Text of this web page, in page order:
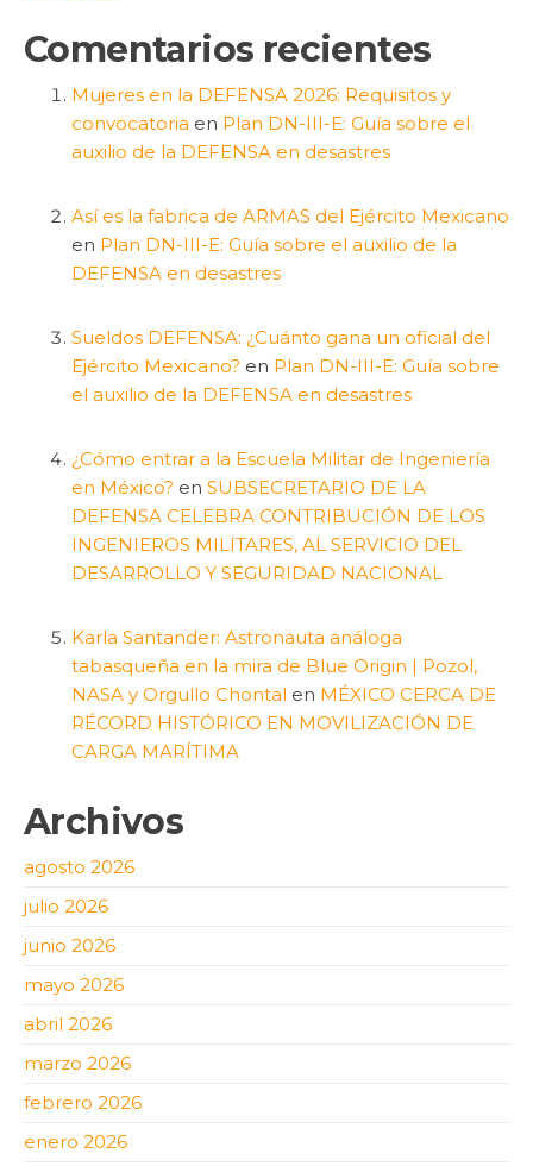
Comentarios recientes
Mujeres en la DEFENSA 2026: Requisitos y
convocatoria en Plan DN-III-E: Guía sobre el
auxilio de la DEFENSA en desastres
Así es la fabrica de ARMAS del Ejército Mexicano
en Plan DN-III-E: Guía sobre el auxilio de la
DEFENSA en desastres
Sueldos DEFENSA: ¿Cuánto gana un oficial del
Ejército Mexicano? en Plan DN-III-E: Guía sobre
el auxilio de la DEFENSA en desastres
¿Cómo entrar a la Escuela Militar de Ingeniería
en México? en SUBSECRETARIO DE LA
DEFENSA CELEBRA CONTRIBUCIÓN DE LOS
INGENIEROS MILITARES, AL SERVICIO DEL
DESARROLLO Y SEGURIDAD NACIONAL
Karla Santander: Astronauta análoga
tabasqueña en la mira de Blue Origin | Pozol,
NASA y Orgullo Chontal en MÉXICO CERCA DE
RÉCORD HISTÓRICO EN MOVILIZACIÓN DE
CARGA MARÍTIMA
Archivos
agosto 2026
julio 2026
junio 2026
mayo 2026
abril 2026
marzo 2026
febrero 2026
enero 2026